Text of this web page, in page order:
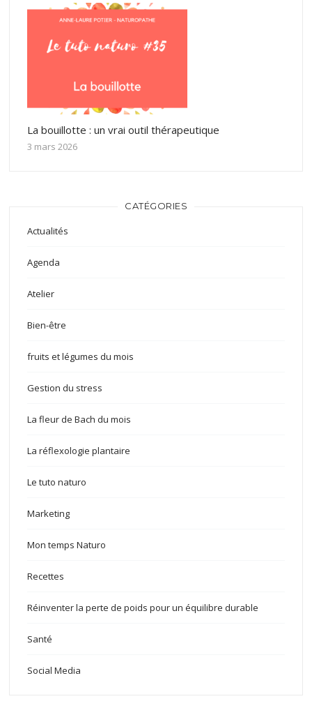
La bouillotte : un vrai outil thérapeutique
3 mars 2026
CATÉGORIES
Actualités
Agenda
Atelier
Bien-être
fruits et légumes du mois
Gestion du stress
La fleur de Bach du mois
La réflexologie plantaire
Le tuto naturo
Marketing
Mon temps Naturo
Recettes
Réinventer la perte de poids pour un équilibre durable
Santé
Social Media